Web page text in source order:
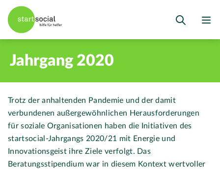
Jahrgang 2020
Trotz der anhaltenden Pandemie und der damit
verbundenen außergewöhnlichen Herausforderungen
für soziale Organisationen haben die Initiativen des
startsocial-Jahrgangs 2020/21 mit Energie und
Innovationsgeist ihre Ziele verfolgt. Das
Beratungsstipendium war in diesem Kontext wertvoller